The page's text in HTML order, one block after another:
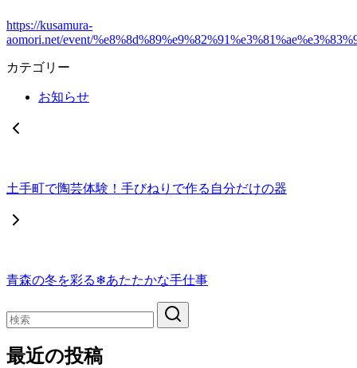
https://kusamura-
aomori.net/event/
カテゴリー
お知らせ
土手町で陶芸体験！手びねりで作る自分だけの器
青森の冬を彩る❄あたたかな手仕事
最近の投稿